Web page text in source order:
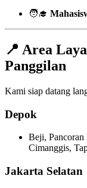
🧑‍🎓
📍 Area
Panggilan
Kami siap datang
Depok
Beji,
Cimanggis,
Jakarta Selatan